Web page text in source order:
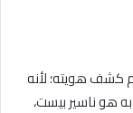
كشف هويته؛ لأنه
هو ناسير بيست،